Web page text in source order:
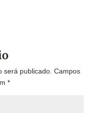
será publicado. Campos
*